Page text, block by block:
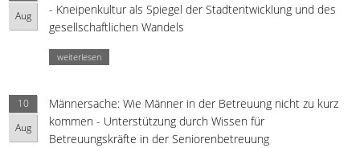
Aug
- Kneipenkultur als Spiegel der Stadtentwicklung und des
gesellschaftlichen Wandels
weiterlesen
10
Aug
Männersache: Wie Männer in der Betreuung nicht zu kurz
kommen - Unterstützung durch Wissen für
Betreuungskräfte in der Seniorenbetreuung